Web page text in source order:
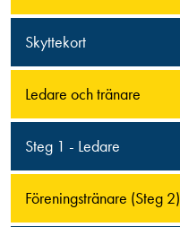
Skyttekort
Ledare och tränare
Steg 1 - Ledare
Föreningstränare (Steg 2)